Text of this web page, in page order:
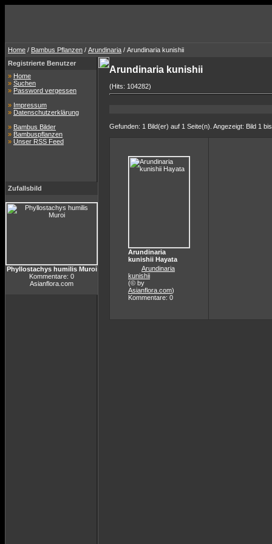
Home / Bambus Pflanzen / Arundinaria / Arundinaria kunishii
Registrierte Benutzer
» Home
» Suchen
» Password vergessen
» Impressum
» Datenschutzerklärung
» Bambus Bilder
» Bambuspflanzen
» Unser RSS Feed
Zufallsbild
Phyllostachys humilis Muroi
Kommentare: 0
Asianflora.com
Arundinaria kunishii
(Hits: 104282)
Gefunden: 1 Bild(er) auf 1 Seite(n). Angezeigt: Bild 1
Arundinaria
kunishii Hayata
Arundinaria
kunishii
(© by
Asianflora.com)
Kommentare: 0